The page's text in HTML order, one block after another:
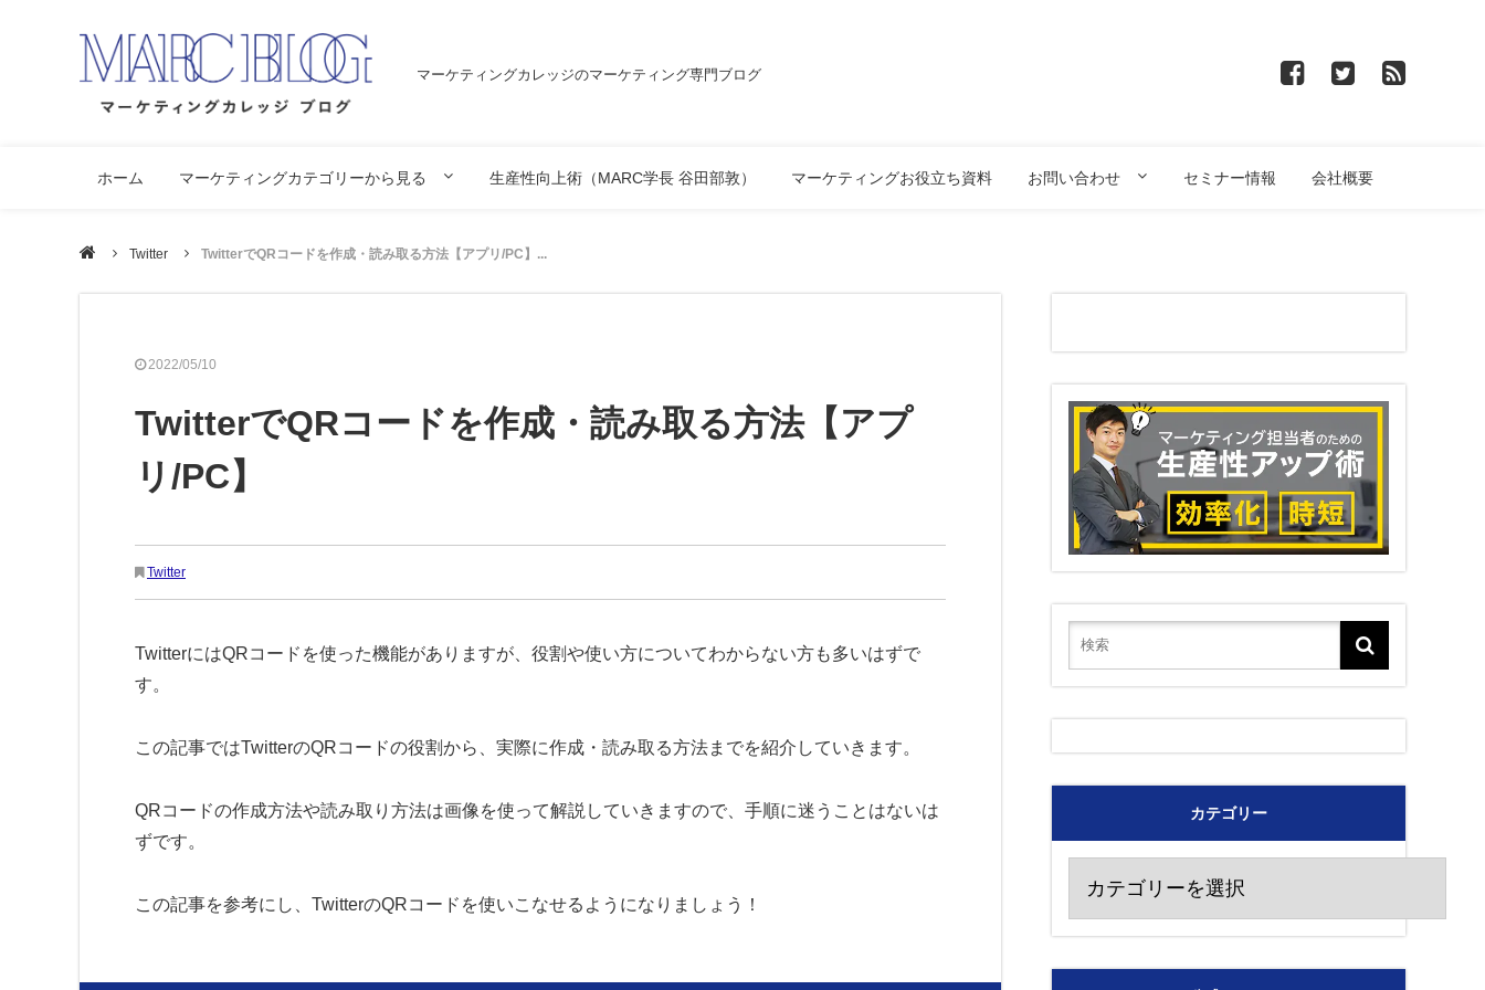
マーケティングカレッジのマーケティング専門ブログ
ホーム マーケティングカテゴリーから見る 生産性向上術（MARC学長 谷田部敦） マーケティングお役立ち資料 お問い合わせ セミナー情報 会社概要
Twitter TwitterでQRコードを作成・読み取る方法【アプリ/PC】...
2022/05/10
TwitterでQRコードを作成・読み取る方法【アプ
リ/PC】
Twitter
TwitterにはQRコードを使った機能がありますが、役割や使い方についてわからない方も多いはずで
す。
この記事ではTwitterのQRコードの役割から、実際に作成・読み取る方法までを紹介していきます。
QRコードの作成方法や読み取り方法は画像を使って解説していきますので、手順に迷うことはないは
ずです。
この記事を参考にし、TwitterのQRコードを使いこなせるようになりましょう！
カテゴリー
ゴ
リ
ー